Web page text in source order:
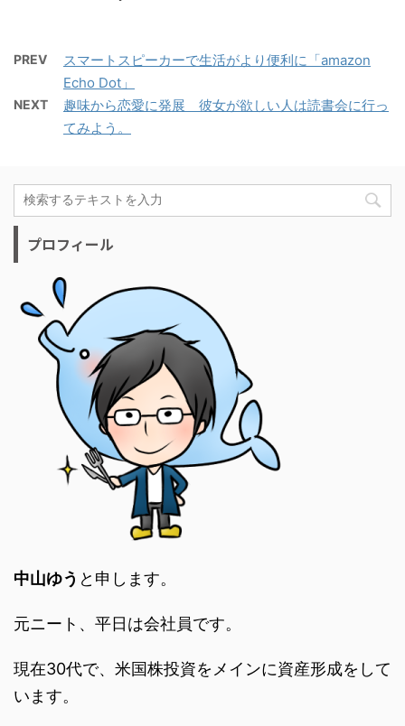
PREV
スマートスピーカーで生活がより便利に「amazon
Echo Dot」
NEXT
趣味から恋愛に発展 彼女が欲しい人は読書会に行っ
てみよう。
プロフィール
中山ゆう と申します。
元ニート、平日は会社員です。
現在30代で、米国株投資をメインに資産形成をして
います。